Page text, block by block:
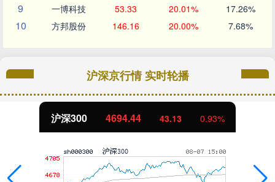
9 一博科技 53.33 20.01% 17.26%
10 方邦股份 146.16 20.00% 7.68%
沪深京行情 实时轮播
4694.44 43.13 0.93%